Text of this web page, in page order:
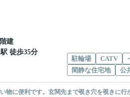
建
駅 徒歩35分
駐輪場
CATV
閑静な住宅地
公
物に便利です。玄関先まで覗き穴を覗きに